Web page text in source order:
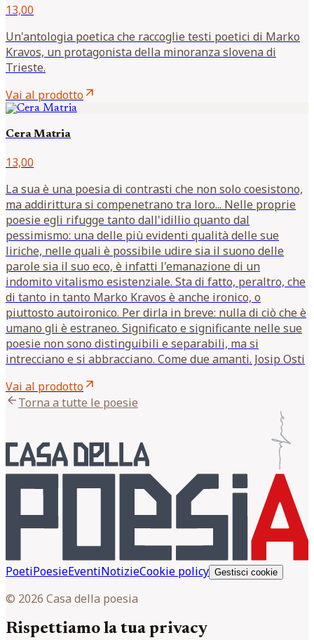
13,00
Un'antologia poetica che raccoglie testi poetici di Marko
Kravos, un protagonista della minoranza slovena di
Trieste.
Vai al prodottoarrow_outward
Cera Matria
13,00
La sua è una poesia di contrasti che non solo coesistono,
ma addirittura si compenetrano tra loro... Nelle proprie
poesie egli rifugge tanto dall'idillio quanto dal
pessimismo: una delle più evidenti qualità delle sue
liriche, nelle quali è possibile udire sia il suono delle
parole sia il suo eco, è infatti l'emanazione di un
indomito vitalismo esistenziale. Sta di fatto, peraltro, che
di tanto in tanto Marko Kravos è anche ironico, o
piuttosto autoironico. Per dirla in breve: nulla di ciò che è
umano gli è estraneo. Significato e significante nelle sue
poesie non sono distinguibili e separabili, ma si
intrecciano e si abbracciano. Come due amanti. Josip Osti
Vai al prodottoarrow_outward
arrow_backTorna a tutte le poesie
PoetiPoesieEventiNotizieCookie policy Gestisci cookie
© 2026 Casa della poesia
Rispettiamo la tua privacy